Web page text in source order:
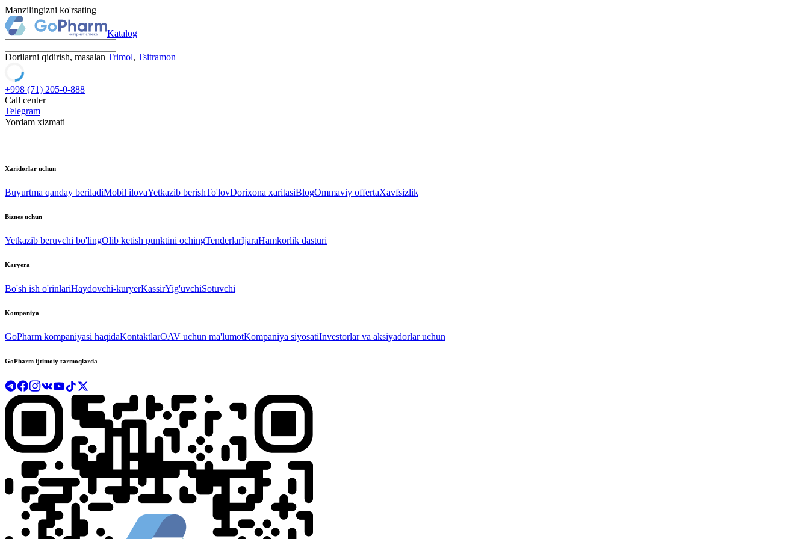
Manzilingizni ko'rsating
Katalog
Dorilarni qidirish, masalan Trimol, Tsitramon
+998 (71) 205-0-888
Call center
Telegram
Yordam xizmati
Xaridorlar uchun
Buyurtma qanday beriladiMobil ilovaYetkazib berishTo'lovDorixona xaritasiBlogOmmaviy offertaXavfsizlik
Biznes uchun
Yetkazib beruvchi bo'lingOlib ketish punktini ochingTenderlarIjaraHamkorlik dasturi
Karyera
Bo'sh ish o'rinlariHaydovchi-kuryerKassirYig'uvchiSotuvchi
Kompaniya
GoPharm kompaniyasi haqidaKontaktlarOAV uchun ma'lumotKompaniya siyosatiInvestorlar va aksiyadorlar uchun
GoPharm ijtimoiy tarmoqlarda